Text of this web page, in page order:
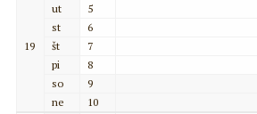
19
ut
5
st
6
št
7
pi
8
so
9
ne
10